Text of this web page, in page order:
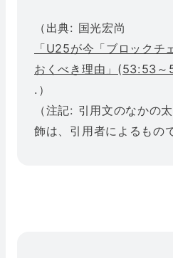
（出典: 国光宏尚
「U25が今「ブロックチ
おくべき理由」(53:53～
.）
（注記: 引用文のなかの
飾は、引用者によるもの